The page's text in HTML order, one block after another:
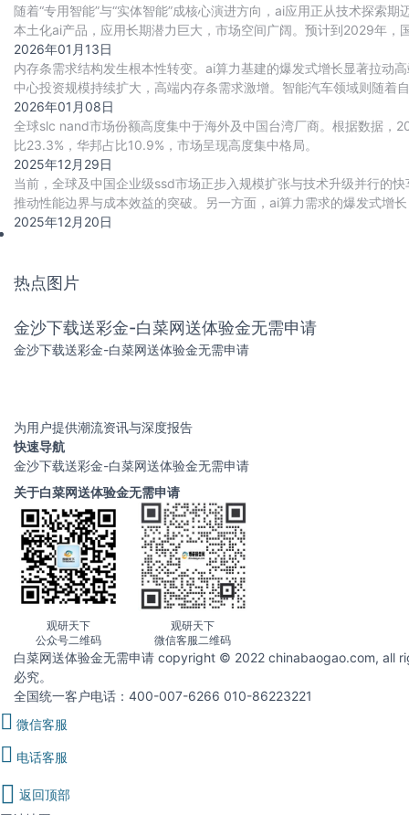
随着“专用智能”与“实体智能”成核心演进方向，ai应用正从技术探索
本土化ai产品，应用长期潜力巨大，市场空间广阔。预计到2029年，
2026年01月13日
内存条需求结构发生根本性转变。ai算力基建的爆发式增长显著拉动
中心投资规模持续扩大，高端内存条需求激增。智能汽车领域则随
游戏本、工作站等场景加速渗
2026年01月08日
全球slc nand市场份额高度集中于海外及中国台湾厂商。根据数据
比23.3%，华邦占比10.9%，市场呈现高度集中格局。
2025年12月29日
当前，全球及中国企业级ssd市场正步入规模扩张与技术升级并行的
推动性能边界与成本效益的突破。另一方面，ai算力需求的爆发式增
与cxl高速互联协议
2025年12月20日
热点图片
金沙下载送彩金-白菜网送体验金无需申请
金沙下载送彩金-白菜网送体验金无需申请
为用户提供潮流资讯与深度报告
快速导航
金沙下载送彩金-白菜网送体验金无需申请
关于白菜网送体验金无需申请
观研天下
公众号二维码
观研天下
微信客服二维码
白菜网送体验金无需申请 copyright © 2022 chinabaogao.com, all
必究。
全国统一客户电话：400-007-6266 010-86223221
微信客服
电话客服
返回顶部